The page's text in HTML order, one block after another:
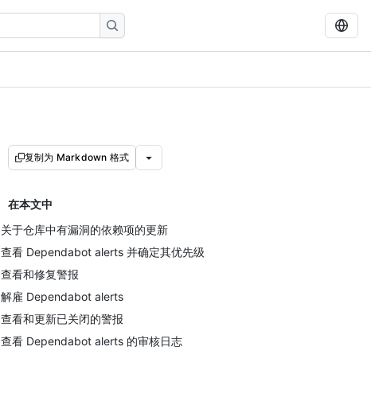
复制为 Markdown 格式
在本文中
关于仓库中有漏洞的依赖项的更新
查看 Dependabot alerts 并确定其优先级
查看和修复警报
解雇 Dependabot alerts
查看和更新已关闭的警报
查看 Dependabot alerts 的审核日志